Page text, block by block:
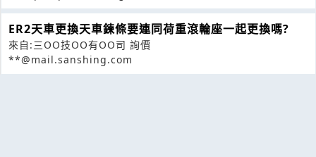
ER2天車更換天車鍊條要連同荷重滾輪座一起更換嗎?
來自:三OO技OO有OO司 詢價
**@mail.sanshing.com